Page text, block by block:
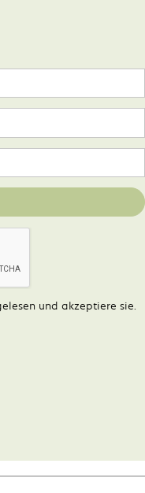
und akzeptiere sie.